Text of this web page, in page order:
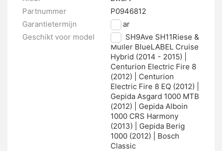
Partnummer
P0946812
Garantietermijn
2 jaar
Geschikt voor model
Ave SH9Ave SH11Riese &
Müller BlueLABEL Cruise
Hybrid (2014 - 2015) |
Centurion Electric Fire 8
(2012) | Centurion
Electric Fire 8 EQ (2012) |
Gepida Asgard 1000 MTB
(2012) | Gepida Alboin
1000 CRS Harmony
(2013) | Gepida Berig
1000 (2012) | Bosch
Classic